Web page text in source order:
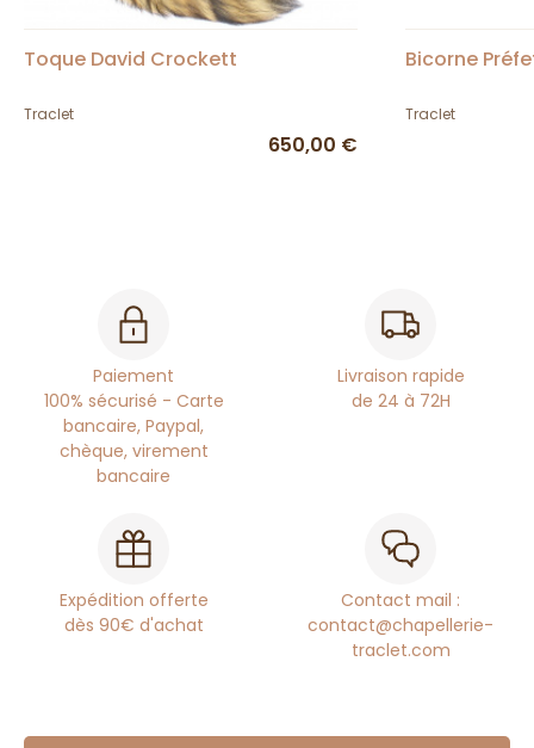
Toque David Crockett
Traclet
650,00 €
Bicorne
Traclet
Paiement
100% sécurisé - Carte
bancaire, Paypal,
chèque, virement
bancaire
Livraison rapide
de 24 à 72H
Expédition offerte
dès 90€ d'achat
Contact mail :
contact@chapellerie-
traclet.com